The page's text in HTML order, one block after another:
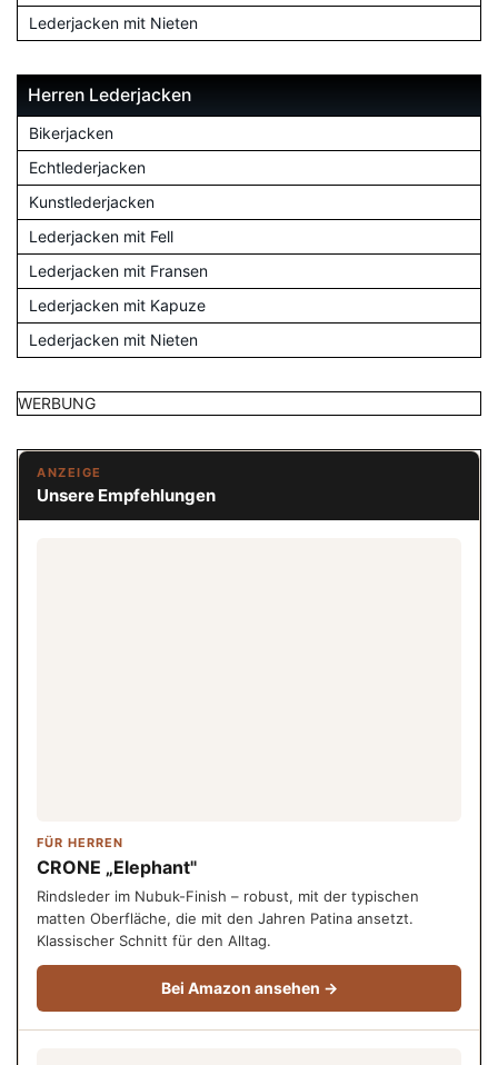
Lederjacken mit Nieten
Herren Lederjacken
Bikerjacken
Echtlederjacken
Kunstlederjacken
Lederjacken mit Fell
Lederjacken mit Fransen
Lederjacken mit Kapuze
Lederjacken mit Nieten
WERBUNG
ANZEIGE
Unsere Empfehlungen
FÜR HERREN
CRONE „Elephant"
Rindsleder im Nubuk-Finish – robust, mit der typischen
matten Oberfläche, die mit den Jahren Patina ansetzt.
Klassischer Schnitt für den Alltag.
Bei Amazon ansehen →